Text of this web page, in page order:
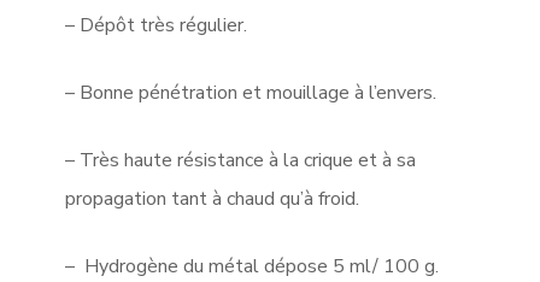
– Dépôt très régulier.
– Bonne pénétration et mouillage à l’envers.
– Très haute résistance à la crique et à sa
propagation tant à chaud qu’à froid.
– Hydrogène du métal dépose 5 ml/ 100 g.